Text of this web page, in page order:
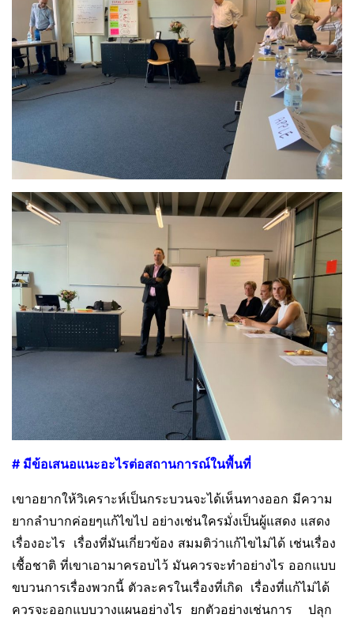
# มีข้อเสนอแนะอะไรต่อสถานการณ์ในพื้นที่
เขาอยากให้วิเคราะห์เป็นกระบวนจะได้เห็นทางออก มีความ
ยากลำบากค่อยๆแก้ไขไป อย่างเช่นใครมั่งเป็นผู้แสดง แสดง
เรื่องอะไร เรื่องที่มันเกี่ยวข้อง สมมติว่าแก้ไขไม่ได้ เช่นเรื่อง
เชื้อชาติ ที่เขาเอามาครอบไว้ มันควรจะทำอย่างไร ออกแบบ
ขบวนการเรื่องพวกนี้ ตัวละครในเรื่องที่เกิด เรื่องที่แก้ไม่ได้
ควรจะออกแบบวางแผนอย่างไร ยกตัวอย่างเช่นการ ปลุก